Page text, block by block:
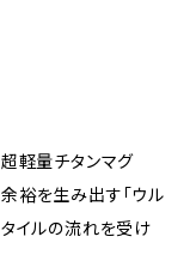
軽量チタンマグ
裕を生み出す「ウル
タイルの流れを受け